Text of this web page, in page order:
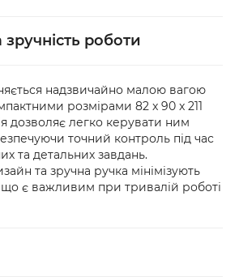
зручність роботи
надзвичайно малою вагою
розмірами 82 x 90 x 211
дозволяє легко керувати ним
точний контроль під час
та детальних завдань.
та зручна ручка мінімізують
є важливим при тривалій роботі